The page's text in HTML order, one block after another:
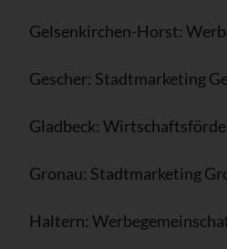
Gelsenkirchen-Horst:
Gescher: Stadtmarketing
Gladbeck:
Gronau: Stadtmarketing
Haltern: